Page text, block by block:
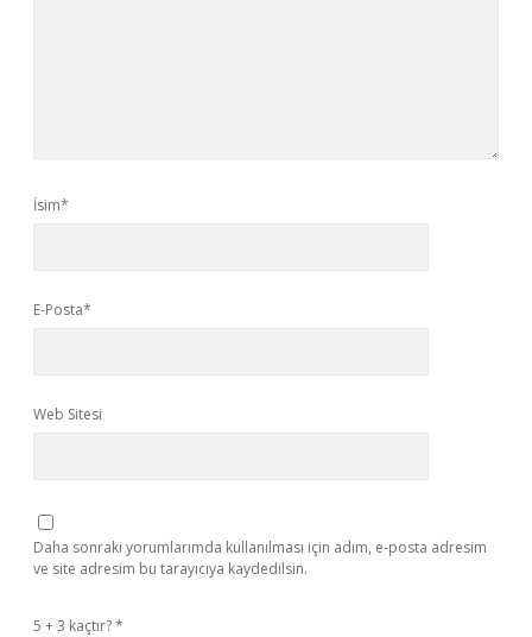
İsim*
E-Posta*
Web Sitesi
Daha sonraki yorumlarımda kullanılması için adım, e-posta adresim
ve site adresim bu tarayıcıya kaydedilsin.
5 + 3 kaçtır?*